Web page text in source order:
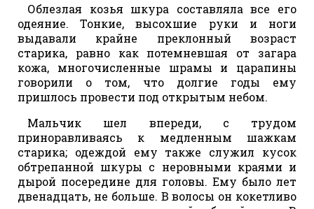
Облезлая козья шкура составляла все его
одеяние. Тонкие, высохшие руки и ноги
выдавали крайне преклонный возраст
старика, равно как потемневшая от загара
кожа, многочисленные шрамы и царапины
говорили о том, что долгие годы ему
пришлось провести под открытым небом.
Мальчик шел впереди, с трудом
приноравливаясь к медленным шажкам
старика; одеждой ему также служил кусок
обтрепанной шкуры с неровными краями и
дырой посередине для головы. Ему было лет
двенадцать, не больше. В волосы он кокетливо